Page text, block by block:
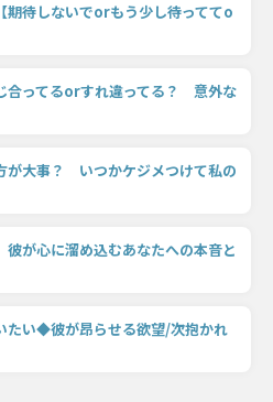
期待しないでorもう少し待っててo
合ってるorすれ違ってる？ 意外な
が大事？ いつかケジメつけて私の
彼が心に溜め込むあなたへの本音と
たい◆彼が昂らせる欲望/次抱かれ